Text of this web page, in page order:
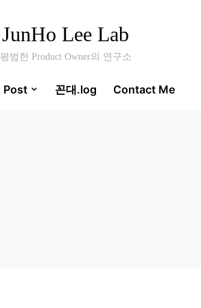
JunHo Lee Lab
평범한 Product Owner의 연구소
Post 꼰대.log Contact Me